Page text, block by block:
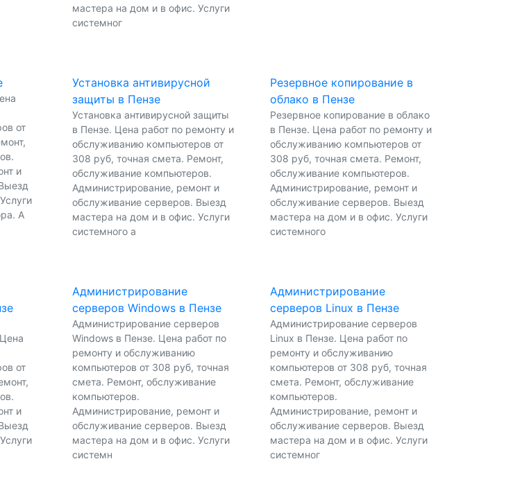
мастера на дом и в офис. Услуги
системног
от
и
А
Установка антивирусной
защиты в Пензе
Установка антивирусной защиты
в Пензе. Цена работ по ремонту и
обслуживанию компьютеров от
308 руб, точная смета. Ремонт,
обслуживание компьютеров.
Администрирование, ремонт и
обслуживание серверов. Выезд
мастера на дом и в офис. Услуги
системного а
Резервное копирование в
облако в Пензе
Резервное копирование в облако
в Пензе. Цена работ по ремонту и
обслуживанию компьютеров от
308 руб, точная смета. Ремонт,
обслуживание компьютеров.
Администрирование, ремонт и
обслуживание серверов. Выезд
мастера на дом и в офис. Услуги
системного
от
и
Администрирование
серверов Windows в Пензе
Администрирование серверов
Windows в Пензе. Цена работ по
ремонту и обслуживанию
компьютеров от 308 руб, точная
смета. Ремонт, обслуживание
компьютеров.
Администрирование, ремонт и
обслуживание серверов. Выезд
мастера на дом и в офис. Услуги
системн
Администрирование
серверов Linux в Пензе
Администрирование серверов
Linux в Пензе. Цена работ по
ремонту и обслуживанию
компьютеров от 308 руб, точная
смета. Ремонт, обслуживание
компьютеров.
Администрирование, ремонт и
обслуживание серверов. Выезд
мастера на дом и в офис. Услуги
системног